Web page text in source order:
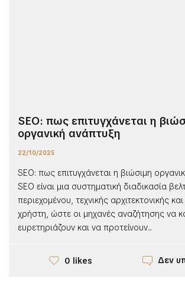
SEO: πως επιτυγχάνεται η
οργανική ανάπτυξη
22/10/2025
SEO: πως επιτυγχάνεται η βιώσιμη
SEO είναι μια συστηματική διαδικασία
περιεχομένου, τεχνικής αρχιτεκτονικής
χρήστη, ώστε οι μηχανές αναζήτησης να
ευρετηριάζουν και να προτείνουν...
0 likes Δεν